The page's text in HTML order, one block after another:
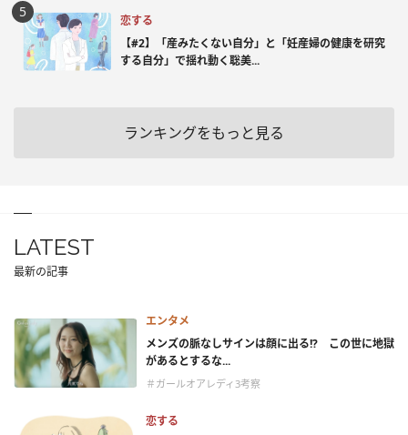
恋する
【#2】「産みたくない自分」と「妊産婦の健康を研究
する自分」で揺れ動く聡美...
ランキングをもっと見る
LATEST
最新の記事
エンタメ
メンズの脈なしサインは顔に出る!? この世に地獄
があるとするな...
＃ガールオアレディ3考察
恋する